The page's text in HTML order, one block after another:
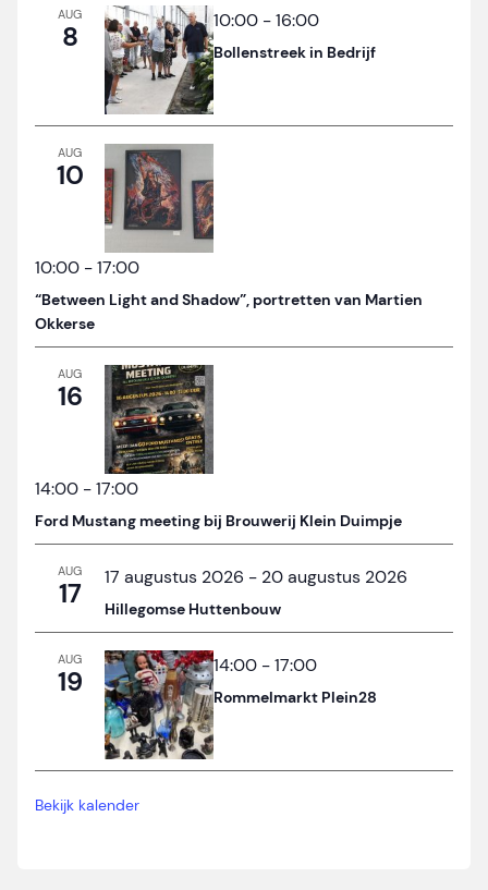
AUG
8 10:00 -16:00
Bollenstreek in Bedrijf
AUG
10
10:00 -17:00
“Between Light and Shadow”, portretten van Martien
Okkerse
AUG
16
14:00 -17:00
Ford Mustang meeting bij Brouwerij Klein Duimpje
AUG
17 17 augustus 2026 - 20 augustus 2026
Hillegomse Huttenbouw
AUG
19 14:00 -17:00
Rommelmarkt Plein28
Bekijk kalender